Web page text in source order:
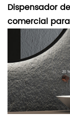
Dispensador
comercial